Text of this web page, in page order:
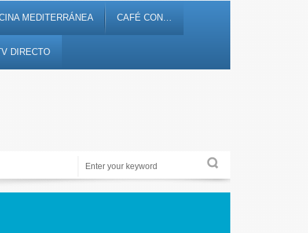
MEDITERRÁNEA CAFÉ CON…
DIRECTO
Alicante Actualidad